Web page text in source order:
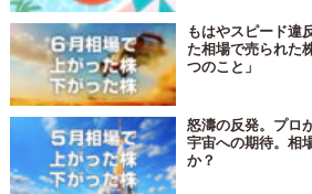
もはやスピード
た相場で売られた
つのこと」
怒濤の反発。プロ
宇宙への期待。相
か？